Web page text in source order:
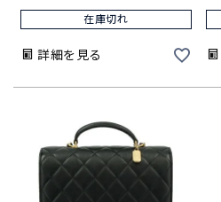
在庫切れ
詳細を見る